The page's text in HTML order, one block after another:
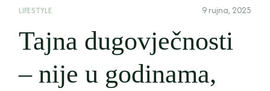
LIFESTYLE 9 rujna, 2025
Tajna dugovječnosti
– nije u godinama,